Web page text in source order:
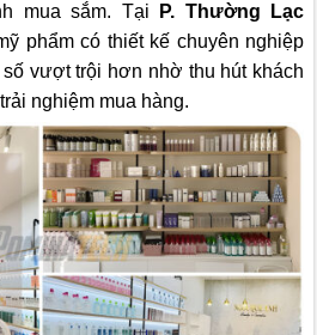
mua sắm. Tại
P. Thường Lạc
phẩm có thiết kế chuyên nghiệp
vượt trội hơn nhờ thu hút khách
nghiệm mua hàng.